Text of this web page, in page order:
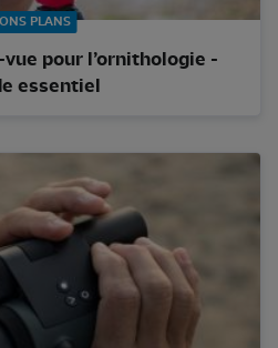
PLANS
pour l’ornithologie -
essentiel